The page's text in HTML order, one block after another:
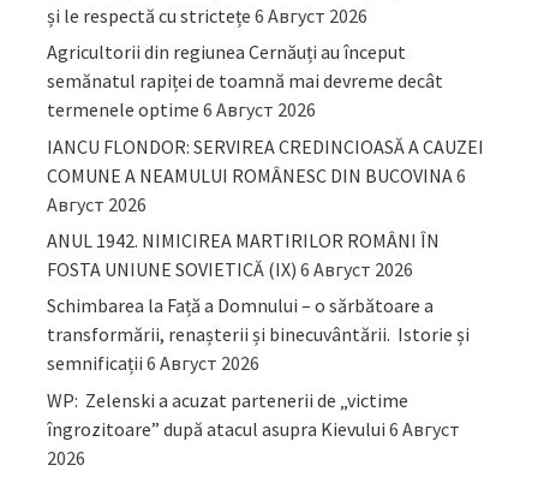
și le respectă cu strictețe 6 Август 2026
Agricultorii din regiunea Cernăuți au început
semănatul rapiței de toamnă mai devreme decât
termenele optime 6 Август 2026
IANCU FLONDOR: SERVIREA CREDINCIOASĂ A CAUZEI
COMUNE A NEAMULUI ROMÂNESC DIN BUCOVINA6
Август 2026
ANUL 1942. NIMICIREA MARTIRILOR ROMÂNI ÎN
FOSTA UNIUNE SOVIETICĂ (IX) 6 Август 2026
Schimbarea la Față a Domnului – o sărbătoare a
transformării, renașterii și binecuvântării. Istorie și
semnificații 6 Август 2026
WP: Zelenski a acuzat partenerii de „victime
îngrozitoare” după atacul asupra Kievului 6 Август
2026